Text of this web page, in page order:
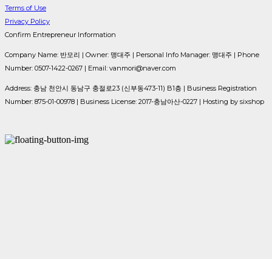
Terms of Use
Privacy Policy
Confirm Entrepreneur Information
Company Name: 반모리 | Owner: 맹대주 | Personal Info Manager: 맹대주 | Phone
Number: 0507-1422-0267 | Email: vanmori@naver.com
Address: 충남 천안시 동남구 충절로23 (신부동473-11) B1층 | Business Registration
Number: 875-01-00978 | Business License: 2017-충남아산-0227 | Hosting by sixshop